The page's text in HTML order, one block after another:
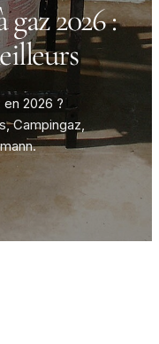
2026 :
2026 ?
Campingaz,